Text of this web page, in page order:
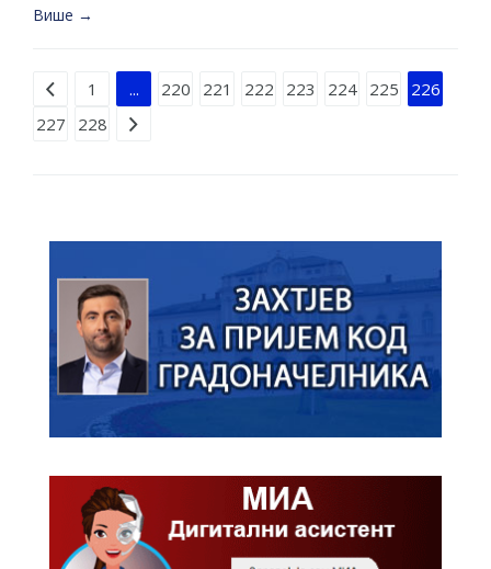
Више →
Strana 226 od 228
1 ... 220 221 222 223 224 225
226
227
228